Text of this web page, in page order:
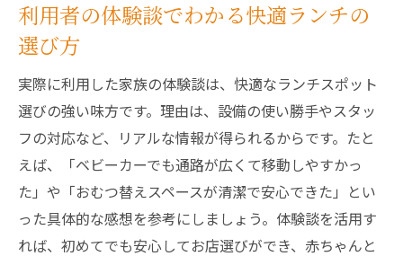
利用者の体験談でわかる快適ランチの
選び方
実際に利用した家族の体験談は、快適なランチスポット
選びの強い味方です。理由は、設備の使い勝手やスタッ
フの対応など、リアルな情報が得られるからです。たと
えば、「ベビーカーでも通路が広くて移動しやすかっ
た」や「おむつ替えスペースが清潔で安心できた」とい
った具体的な感想を参考にしましょう。体験談を活用す
れば、初めてでも安心してお店選びができ、赤ちゃんと